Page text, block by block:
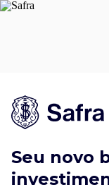
Seu novo